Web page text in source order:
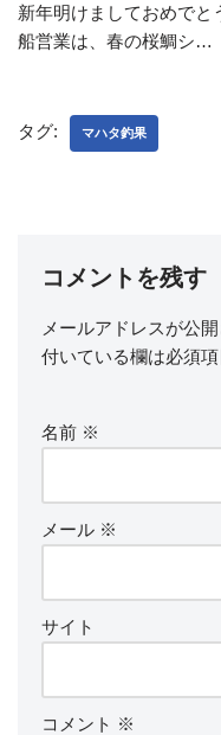
新年明けましておめでと
船営業は、春の桜鯛シ…
タグ: マハタ釣果
コメントを残す
メールアドレスが公
付いている欄は必須
名前 ※
メール ※
サイト
コメント ※